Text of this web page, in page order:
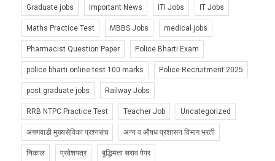
Graduate jobs Important News ITI Jobs IT Jobs
Maths Practice Test MBBS Jobs medical jobs
Pharmacist Question Paper Police Bharti Exam
police bharti online test 100 marks Police Recruitment 2025
post graduate jobs Railway Jobs
RRB NTPC Practice Test Teacher Job Uncategorized
अंगणवाडी मुख्यसेविका प्रश्नसंच अन्न व औषध प्रशासन विभाग भरती
निकाल प्रवेशपत्र बुद्धिमत्ता सराव पेपर